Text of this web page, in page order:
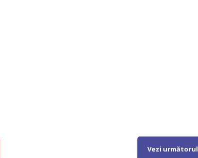
Vezi următorul